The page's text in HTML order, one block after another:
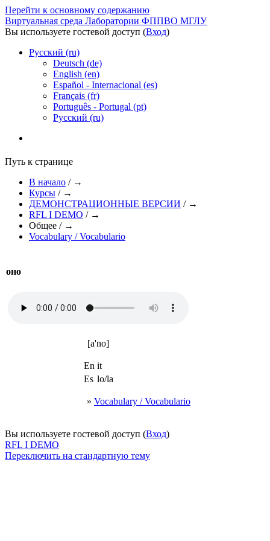
Перейти к основному содержанию
Виртуальная среда Лаборатории ФППВО МГЛУ
Вы используете гостевой доступ (Вход)
Русский ‎(ru)‎
Deutsch ‎(de)‎
English ‎(en)‎
Español - Internacional ‎(es)‎
Français ‎(fr)‎
Português - Portugal ‎(pt)‎
Русский ‎(ru)‎
Путь к странице
В начало / →
Курсы / →
ДЕМОНСТРАЦИОННЫЕ ВЕРСИИ / →
RFL I DEMO / →
Общее / →
Vocabulary / Vocabulario
оно
[a'no]
En it
Es lo/la
» Vocabulary / Vocabulario
Вы используете гостевой доступ (Вход)
RFL I DEMO
Переключить на стандартную тему